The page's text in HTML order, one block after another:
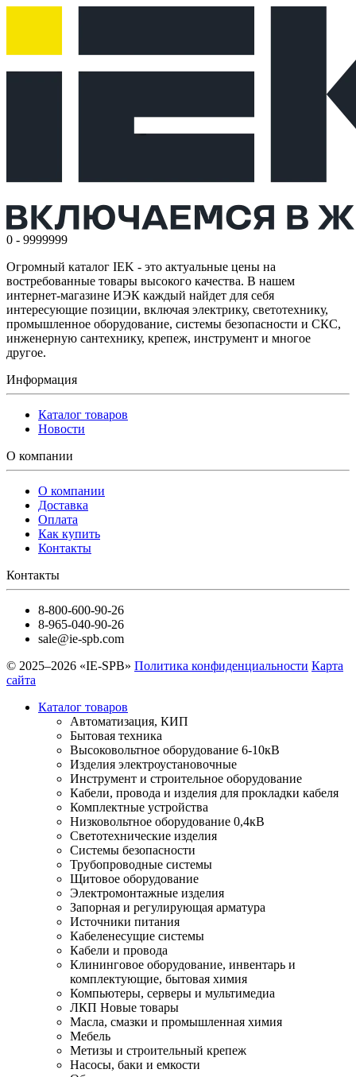
0 - 9999999
Огромный каталог IEK - это актуальные цены на
востребованные товары высокого качества. В нашем
интернет-магазине ИЭК каждый найдет для себя
интересующие позиции, включая электрику, светотехнику,
промышленное оборудование, системы безопасности и СКС,
инженерную сантехнику, крепеж, инструмент и многое
другое.
Информация
Каталог товаров
Новости
О компании
О компании
Доставка
Оплата
Как купить
Контакты
Контакты
8-800-600-90-26
8-965-040-90-26
sale@ie-spb.com
© 2025–2026 «IE-SPB» Политика конфиденциальности Карта
сайта
Каталог товаров
Автоматизация, КИП
Бытовая техника
Высоковольтное оборудование 6-10кВ
Изделия электроустановочные
Инструмент и строительное оборудование
Кабели, провода и изделия для прокладки кабеля
Комплектные устройства
Низковольтное оборудование 0,4кВ
Светотехнические изделия
Системы безопасности
Трубопроводные системы
Щитовое оборудование
Электромонтажные изделия
Запорная и регулирующая арматура
Источники питания
Кабеленесущие системы
Кабели и провода
Клининговое оборудование, инвентарь и
комплектующие, бытовая химия
Компьютеры, серверы и мультимедиа
ЛКП Новые товары
Масла, смазки и промышленная химия
Мебель
Метизы и строительный крепеж
Насосы, баки и емкости